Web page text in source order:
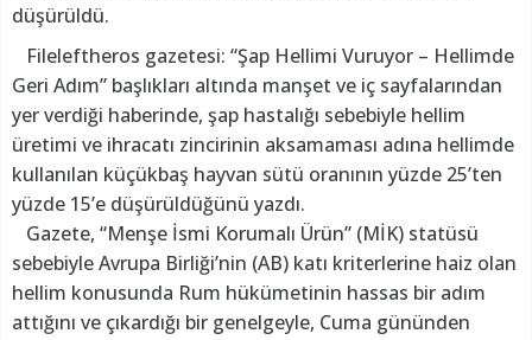
düşürüldü.
Fileleftheros gazetesi: “Şap Hellimi Vuruyor – Hellimde
Geri Adım” başlıkları altında manşet ve iç sayfalarından
yer verdiği haberinde, şap hastalığı sebebiyle hellim
üretimi ve ihracatı zincirinin aksamaması adına hellimde
kullanılan küçükbaş hayvan sütü oranının yüzde 25’ten
yüzde 15’e düşürüldüğünü yazdı.
Gazete, “Menşe İsmi Korumalı Ürün” (MİK) statüsü
sebebiyle Avrupa Birliği’nin (AB) katı kriterlerine haiz olan
hellim konusunda Rum hükümetinin hassas bir adım
attığını ve çıkardığı bir genelgeyle, Cuma gününden